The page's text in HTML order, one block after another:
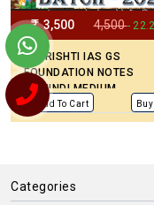
3,500 4,500-
DRISHTI IAS GS
FOUNDATION NOTES
HINDI MEDIUM
Add To Cart
Categories